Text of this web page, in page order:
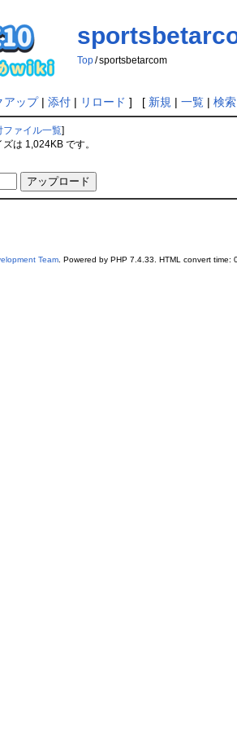
Top/sportsbetarcom
アップ| 添付| リロード ] [ 新規 | 一覧| 検索
ァイル一覧
は 1,024KB です。
Team. Powered by PHP 7.4.33. HTML convert time: